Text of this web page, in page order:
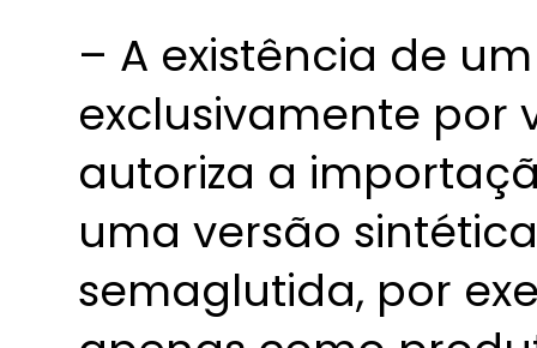
– A existência de
exclusivamente por
autoriza a
uma versão
semaglutida, por